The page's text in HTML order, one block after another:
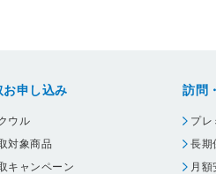
お申し込み
ウル
対象商品
キャンペーン
訪問
プレ
長期
月額